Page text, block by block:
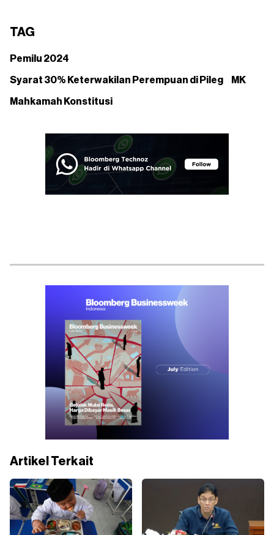
TAG
Pemilu 2024
Syarat 30% Keterwakilan Perempuan di Pileg MK
Mahkamah Konstitusi
Artikel Terkait